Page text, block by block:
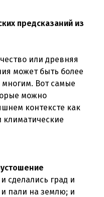
предсказаний из
или древняя
может быть более
многим. Вот самые
можно
контексте как
климатические
сделались град и
пали на землю; и